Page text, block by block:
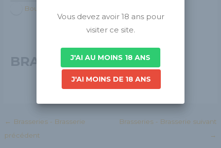
Bourgogne-Franche-Comté
BRASSERIE ELIXKIR
← Brasseries - Brasserie
précédent
Brasseries - Brasserie suivant
→
Vous devez avoir 18 ans pour
visiter ce site.
J'AI AU MOINS 18 ANS
J'AI MOINS DE 18 ANS